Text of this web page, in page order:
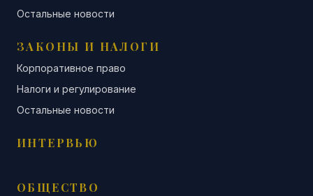
Остальные новости
ЗАКОНЫ И НАЛОГИ
Корпоративное право
Налоги и регулирование
Остальные новости
ИНТЕРВЬЮ
ОБЩЕСТВО